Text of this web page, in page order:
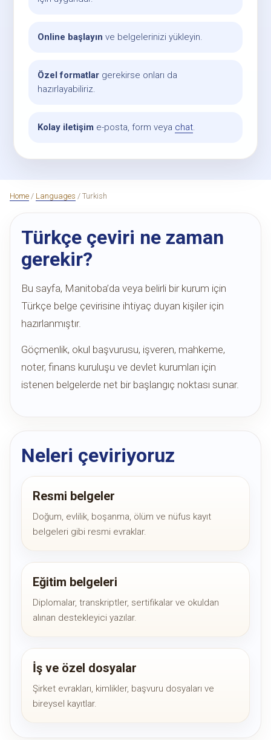
Online başlayın ve belgelerinizi yükleyin.
Özel formatlar gerekirse onları da
hazırlayabiliriz.
Kolay iletişim e-posta, form veya chat.
Home / Languages / Turkish
Türkçe çeviri ne zaman
gerekir?
Bu sayfa, Manitoba’da veya belirli bir kurum için
Türkçe belge çevirisine ihtiyaç duyan kişiler için
hazırlanmıştır.
Göçmenlik, okul başvurusu, işveren, mahkeme,
noter, finans kuruluşu ve devlet kurumları için
istenen belgelerde net bir başlangıç noktası sunar.
Neleri çeviriyoruz
Resmi belgeler
Doğum, evlilik, boşanma, ölüm ve nüfus kayıt
belgeleri gibi resmi evraklar.
Eğitim belgeleri
Diplomalar, transkriptler, sertifikalar ve okuldan
alınan destekleyici yazılar.
İş ve özel dosyalar
Şirket evrakları, kimlikler, başvuru dosyaları ve
bireysel kayıtlar.